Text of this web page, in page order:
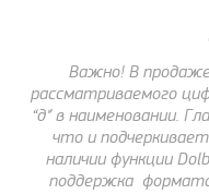
Важно! В
рассматриваемого
“д” в наименовании.
что и
наличии функции
поддержка